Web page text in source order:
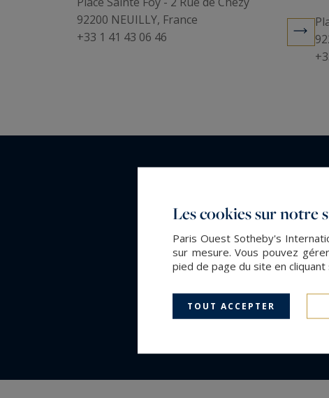
92200 NEUILLY, France
+33 1 41 43 06 46
Les cookies sur notre
Paris Ouest Sotheby's
sur mesure. Vous pouvez
pied de page du site en
TOUT ACCEPTER